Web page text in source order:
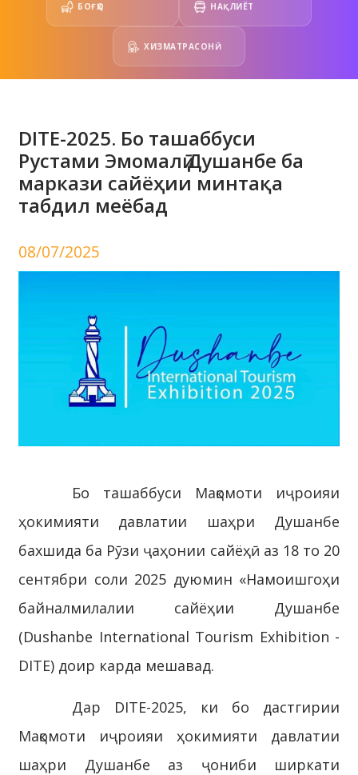
БОҒҲО НАҚЛИЁТ
ХИЗМАТРАСОНӢ
DITE-2025. Бо ташаббуси
Рустами Эмомалӣ Душанбе ба
маркази сайёҳии минтақа
табдил меёбад
08/07/2025
Бо ташаббуси Мақомоти иҷроияи
ҳокимияти давлатии шаҳри Душанбе
бахшида ба Рӯзи ҷаҳонии сайёҳӣ аз 18 то 20
сентябри соли 2025 дуюмин «Намоишгоҳи
байналмилалии сайёҳии Душанбе
(Dushanbe International Tourism Exhibition -
DITE) доир карда мешавад.
Дар DITE-2025, ки бо дастгирии
Мақомоти иҷроияи ҳокимияти давлатии
шаҳри Душанбе аз ҷониби ширкати